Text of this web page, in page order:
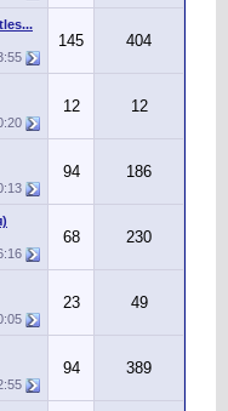
145 404
12 12
94 186
68 230
23 49
94 389